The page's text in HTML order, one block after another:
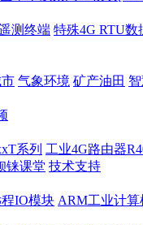
测终端 特殊4G RTU数
气象环境 矿产油田
系列 工业4G路由器
铼课堂 技术支持
IO模块 ARM工业计算